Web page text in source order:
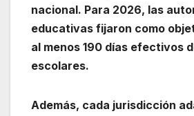
nacional. Para 2026, las
educativas fijaron como
al menos 190 días efectivos
escolares.
Además, cada jurisdicción